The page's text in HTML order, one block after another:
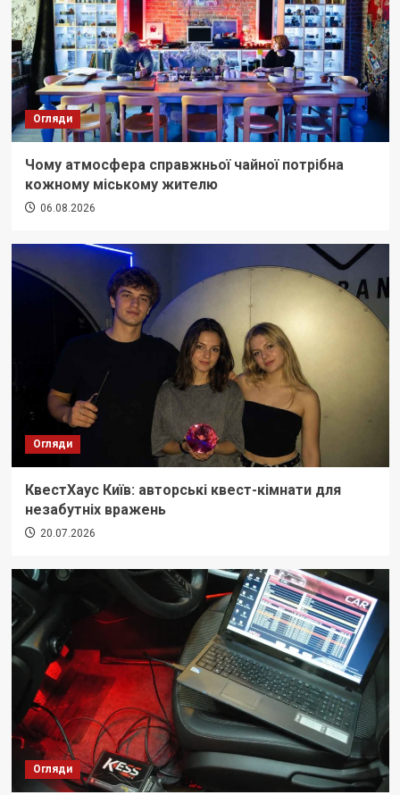
Огляди
Чому атмосфера справжньої чайної потрібна
кожному міському жителю
06.08.2026
Огляди
КвестХаус Київ: авторські квест-кімнати для
незабутніх вражень
20.07.2026
Огляди